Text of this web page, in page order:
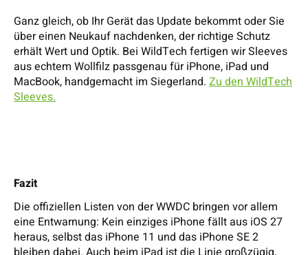
Ganz gleich, ob Ihr Gerät das Update bekommt oder Sie
über einen Neukauf nachdenken, der richtige Schutz
erhält Wert und Optik. Bei WildTech fertigen wir Sleeves
aus echtem Wollfilz passgenau für iPhone, iPad und
MacBook, handgemacht im Siegerland. Zu den WildTech
Sleeves.
Fazit
Die offiziellen Listen von der WWDC bringen vor allem
eine Entwarnung: Kein einziges iPhone fällt aus iOS 27
heraus, selbst das iPhone 11 und das iPhone SE 2